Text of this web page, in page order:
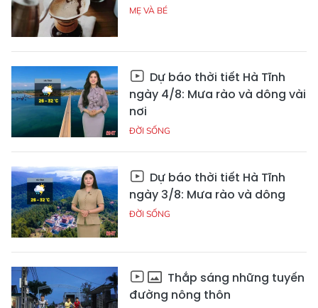
MẸ VÀ BÉ
Dự báo thời tiết Hà Tĩnh
ngày 4/8: Mưa rào và dông vài
nơi
ĐỜI SỐNG
Dự báo thời tiết Hà Tĩnh
ngày 3/8: Mưa rào và dông
ĐỜI SỐNG
Thắp sáng những tuyến
đường nông thôn